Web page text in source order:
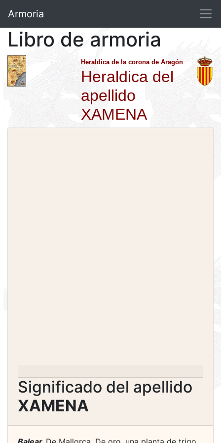
Armoria
Libro de armoria
Heraldica de la corona de Aragón
Heraldica del
apellido
XAMENA
Significado del apellido
XAMENA